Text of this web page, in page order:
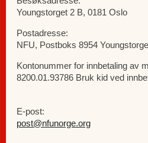
Youngstorget 2 B, 0181 Oslo
Postadresse:
NFU, Postboks 8954
Kontonummer for innbetaling av
8200.01.93786 Bruk kid ved
E-post:
post@nfunorge.org